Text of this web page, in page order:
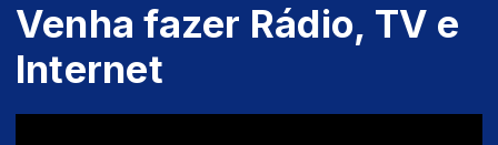
Venha fazer Rádio, TV e
Internet